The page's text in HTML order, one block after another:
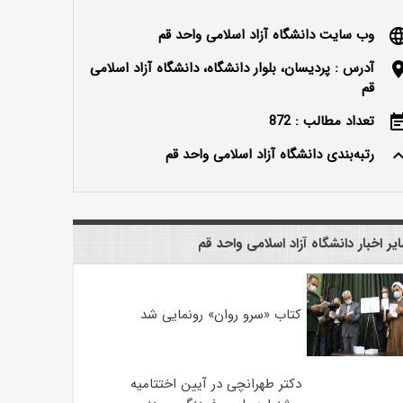
وب سایت دانشگاه آزاد اسلامی واحد قم
آدرس : پردیسان، بلوار دانشگاه، دانشگاه آزاد اسلامی
قم
تعداد مطالب : 872
رتبه‌بندی دانشگاه آزاد اسلامی واحد قم
اخبار دانشگاه آزاد اسلامی واحد قم
کتاب «سرو روان» رونمایی شد
دکتر طهرانچی در آیین اختتامیه